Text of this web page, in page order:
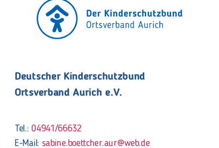
Deutscher Kinderschutzbund
Ortsverband Aurich e.V.
Tel.: 04941/66632
E-Mail: sabine.boettcher.aur@web.de